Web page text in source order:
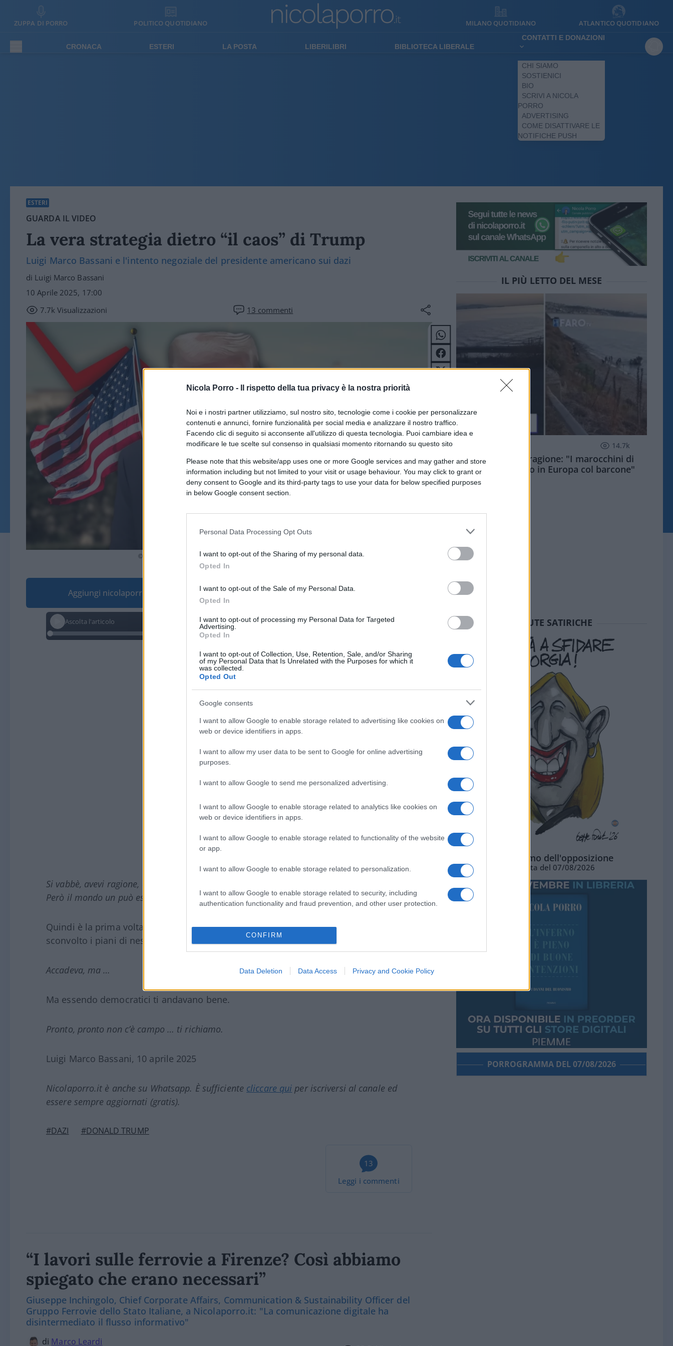
Nicola Porro - Il rispetto della tua privacy è la nostra priorità
Noi e i nostri partner utilizziamo, sul nostro sito, tecnologie come i cookie per personalizzare
contenuti e annunci, fornire funzionalità per social media e analizzare il nostro traffico.
Facendo clic di seguito si acconsente all'utilizzo di questa tecnologia. Puoi cambiare idea e
modificare le tue scelte sul consenso in qualsiasi momento ritornando su questo sito
Please note that this website/app uses one or more Google services and may gather and store
information including but not limited to your visit or usage behaviour. You may click to grant or
deny consent to Google and its third-party tags to use your data for below specified purposes
in below Google consent section.
Personal Data Processing Opt Outs
I want to opt-out of the Sharing of my personal data.
Opted In
I want to opt-out of the Sale of my Personal Data.
Opted In
I want to opt-out of processing my Personal Data for Targeted
Advertising.
Opted In
I want to opt-out of Collection, Use, Retention, Sale, and/or Sharing
of my Personal Data that Is Unrelated with the Purposes for which it
was collected.
Opted Out
Google consents
I want to allow Google to enable storage related to advertising like cookies on
web or device identifiers in apps.
I want to allow my user data to be sent to Google for online advertising
purposes.
I want to allow Google to send me personalized advertising.
I want to allow Google to enable storage related to analytics like cookies on
web or device identifiers in apps.
I want to allow Google to enable storage related to functionality of the website
or app.
I want to allow Google to enable storage related to personalization.
I want to allow Google to enable storage related to security, including
authentication functionality and fraud prevention, and other user protection.
CONFIRM
Data Deletion Data Access Privacy and Cookie Policy
ZUPPA DI PORRO POLITICO QUOTIDIANO MILANO QUOTIDIANO ATLANTICO QUOTIDIANO
CRONACA ESTERI LA POSTA LIBERILIBRI BIBLIOTECA LIBERALE
CONTATTI E DONAZIONI
CHI SIAMO
SOSTIENICI
BIO
SCRIVI A NICOLA
PORRO
ADVERTISING
COME DISATTIVARE LE
NOTIFICHE PUSH
ESTERI
GUARDA IL VIDEO
La vera strategia dietro “il caos” di Trump
Luigi Marco Bassani e l'intento negoziale del presidente americano sui dazi
di Luigi Marco Bassani
10 Aprile 2025, 17:00
7.7k Visualizzazioni 13 commenti
© RoschetzkyIstockPhoto, humblino e uschools tramite Canva.com
Aggiungi nicolaporro.it alle tue fonti preferite su Google CLICCA QUI
Ascolta l'articolo
Si vabbè, avevi ragione,
Però il mondo un può essere in ansia per le paturnie di un politico!
Quindi è la prima volta che ciò accade? Clinton, Obama e Biden non hanno mai
sconvolto i piani di nessuno, né fatto crollare le borse?
Accadeva, ma …
Ma essendo democratici ti andavano bene.
Pronto, pronto non c’è campo … ti richiamo.
Luigi Marco Bassani, 10 aprile 2025
Nicolaporro.it è anche su Whatsapp. È sufficiente cliccare qui per iscriversi al canale ed
essere sempre aggiornati (gratis).
#DAZI #DONALD TRUMP
13
Leggi i commenti
“I lavori sulle ferrovie a Firenze? Così abbiamo
spiegato che erano necessari”
Giuseppe Inchingolo, Chief Corporate Affairs, Communication & Sustainability Officer del
Gruppo Ferrovie dello Stato Italiane, a Nicolaporro.it: "La comunicazione digitale ha
disintermediato il flusso informativo"
di Marco Leardi
IL PIÙ LETTO DEL MESE
14.7k
Meloni aveva ragione: "I marocchini di
Ceuta sbarcano in Europa col barcone"
SEDUTE SATIRICHE
L'ottimismo dell'opposizione
Vignetta del 07/08/2026
PORROGRAMMA DEL 07/08/2026